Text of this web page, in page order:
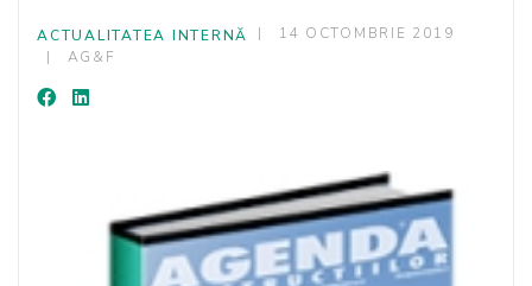
ACTUALITATEA INTERNĂ
14 OCTOMBRIE 2019
AG&F